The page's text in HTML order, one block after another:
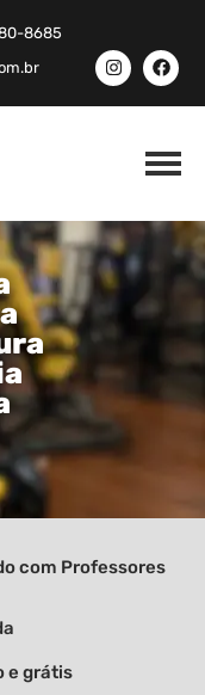
8685
com Professores
e grátis